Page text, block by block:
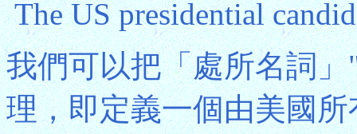
The US presidential
我們可以把「處所名詞
理，即定義一個由美國